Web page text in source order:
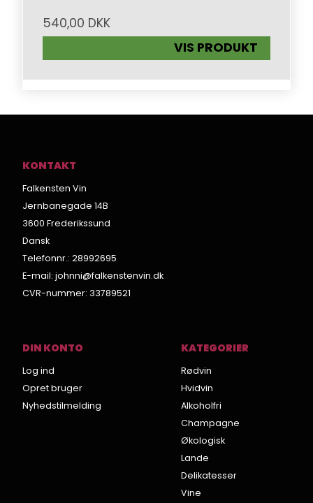
540,00 DKK
VIS PRODUKT
KONTAKT
Falkensten Vin
Jernbanegade 14B
3600 Frederikssund
Dansk
Telefonnr.: 28992695
E-mail: johnni@falkenstenvin.dk
CVR-nummer: 33789521
DIN KONTO
Log ind
Opret bruger
Nyhedstilmelding
KATEGORIER
Rødvin
Hvidvin
Alkoholfri
Champagne
Økologisk
Lande
Delikatesser
Vine